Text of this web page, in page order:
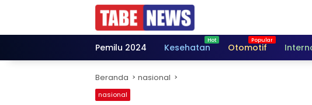
Pemilu 2024 Kesehatan Otomotif
Beranda nasional
nasional